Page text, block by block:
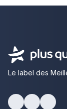
Le label des